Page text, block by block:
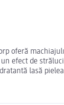
oferă
efect de
lasă pielea